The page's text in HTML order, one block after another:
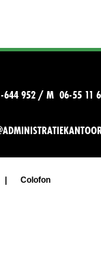
644 952 / M 06-55 11
Colofon